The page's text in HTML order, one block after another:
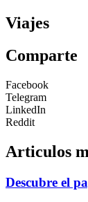
Viajes
Comparte
Facebook
Telegram
LinkedIn
Reddit
Articulos
Descubre el